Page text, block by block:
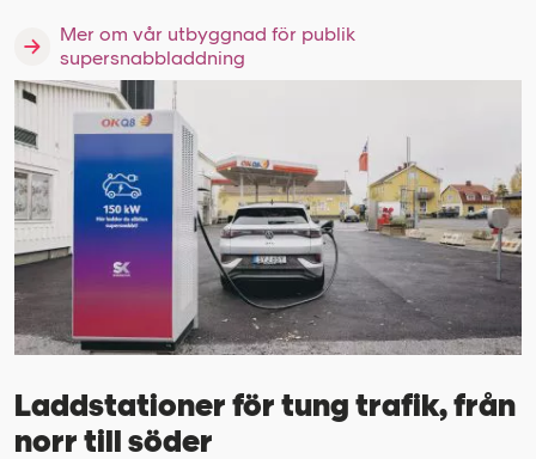
Mer om vår utbyggnad för publik
supersnabbladdning
Laddstationer för tung trafik, från
norr till söder